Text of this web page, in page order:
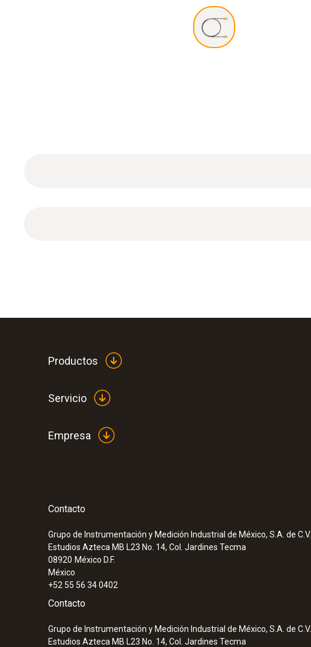
:0563 1080
Productos
Servicio
Empresa
Contacto
Grupo de Instrumentación y Medición Industrial de México, S.A. de C.V.
Estudios Azteca MB L23 No. 14, Col. Jardines Tecma
08920 México D.F.
México
+52 55 56 34 0402
Contacto
Grupo de Instrumentación y Medición Industrial de México, S.A. de C.V.
Estudios Azteca MB L23 No. 14, Col. Jardines Tecma